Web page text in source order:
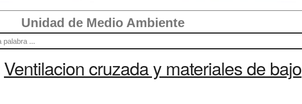
Unidad de Medio Ambiente
Ventilacion cruzada y materiales de bajo